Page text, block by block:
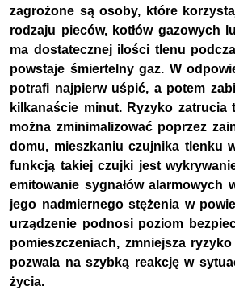
zagrożone są osoby, które
rodzaju pieców, kotłów gazowych
ma dostatecznej ilości tlenu
powstaje śmiertelny gaz. W
potrafi najpierw uśpić, a potem
kilkanaście minut. Ryzyko zatrucia
można zminimalizować poprzez
domu, mieszkaniu czujnika tlenku
funkcją takiej czujki jest
emitowanie sygnałów alarmowych
jego nadmiernego stężenia w
urządzenie podnosi poziom
pomieszczeniach, zmniejsza
pozwala na szybką reakcję w
życia.